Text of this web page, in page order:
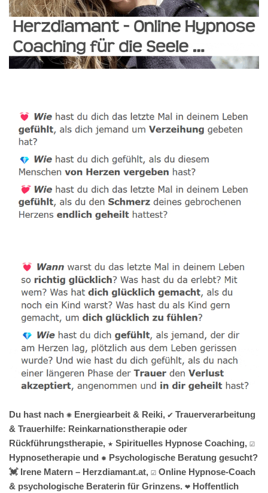
Du hast nach ✺ Energiearbeit & Reiki, ✔️ Trauerverarbeitung
& Trauerhilfe: Reinkarnationstherapie oder
Rückführungstherapie, ★ Spirituelles Hypnose Coaching, ☑️
Hypnosetherapie und ✹ Psychologische Beratung gesucht?
💓️ Irene Matern – Herzdiamant.at, ☑️ Online Hypnose-Coach
& psychologische Beraterin für Grinzens. ❤ Hoffentlich